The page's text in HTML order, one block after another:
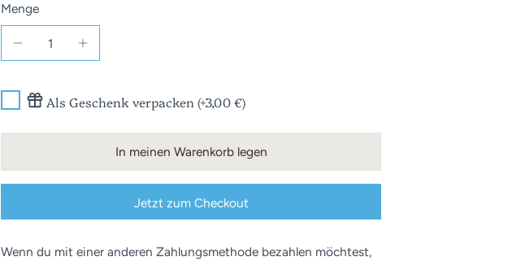
Menge
Als Geschenk verpacken (+3,00 €)
In meinen Warenkorb legen
Jetzt zum Checkout
Wenn du mit einer anderen Zahlungsmethode bezahlen möchtest,